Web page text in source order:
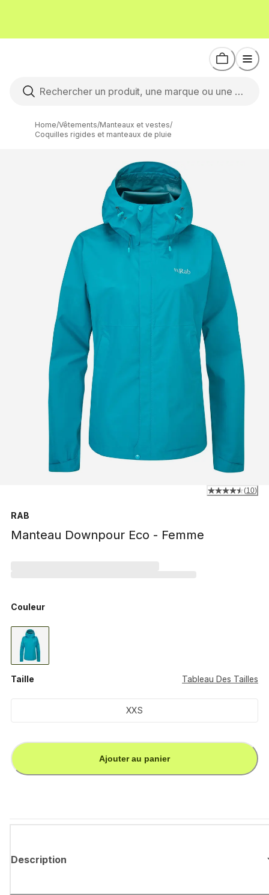
Home/Vêtements/Manteaux et vestes/
Coquilles rigides et manteaux de pluie
RAB
Manteau Downpour Eco - Femme
(10)
Couleur
Taille Tableau Des Tailles
XXS
Ajouter au panier
Description